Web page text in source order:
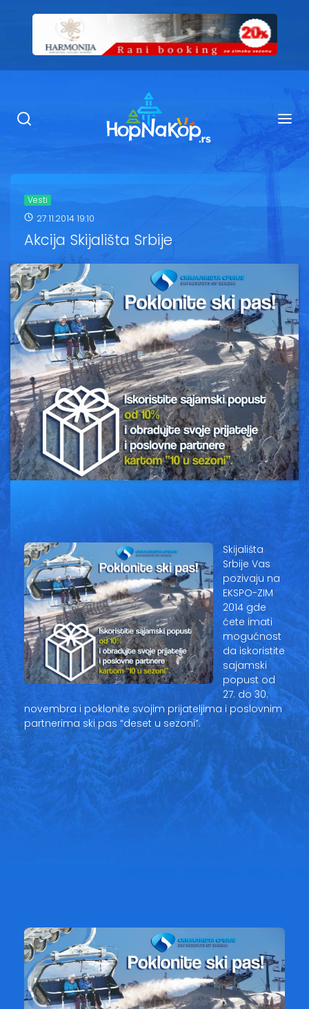
Ugostiteljstvo
Kop Info
Ski renta
Vesti
Oglasi
Galerija
Copyright© 2020
HopNaKop
Vesti
27.11.2014 19:10
Akcija Skijališta Srbije
Skijališta
Srbije Vas
pozivaju na
EKSPO-ZIM
2014 gde
ćete imati
mogućnost
da iskoristite
sajamski
popust od
27. do 30.
novembra i poklonite svojim prijateljima i poslovnim
partnerima ski pas “deset u sezoni”.